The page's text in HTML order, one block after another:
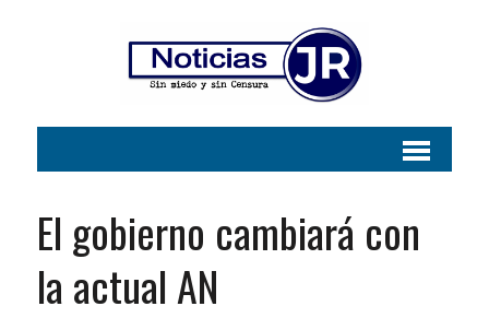
El gobierno cambiará con
la actual AN